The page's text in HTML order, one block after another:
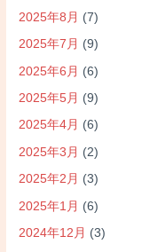
2025年8月 (7)
2025年7月 (9)
2025年6月 (6)
2025年5月 (9)
2025年4月 (6)
2025年3月 (2)
2025年2月 (3)
2025年1月 (6)
2024年12月 (3)